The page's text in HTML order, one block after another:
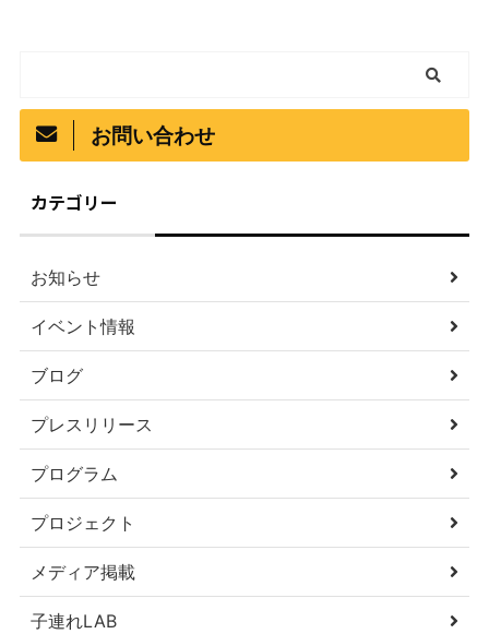
お問い合わせ
カテゴリー
お知らせ
イベント情報
ブログ
プレスリリース
プログラム
プロジェクト
メディア掲載
子連れLAB